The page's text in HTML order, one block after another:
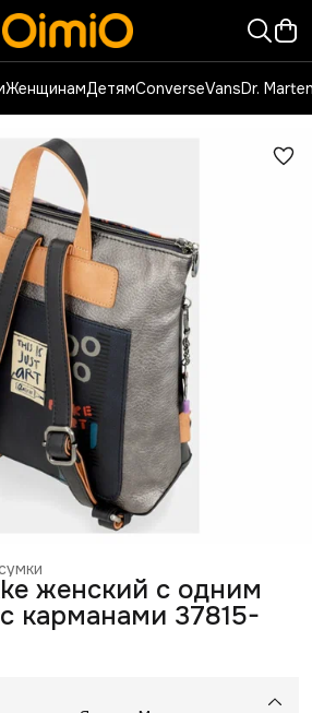
ЖенщинамДетямConverseVansDr.
женский с одним
карманами 37815-